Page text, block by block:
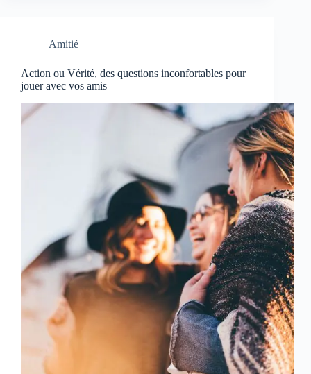
Amitié
Action ou Vérité, des questions inconfortables pour
jouer avec vos amis